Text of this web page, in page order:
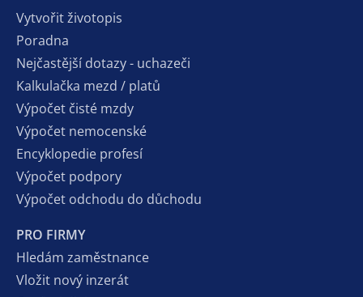
Vytvořit životopis
Poradna
Nejčastější dotazy - uchazeči
Kalkulačka mezd / platů
Výpočet čisté mzdy
Výpočet nemocenské
Encyklopedie profesí
Výpočet podpory
Výpočet odchodu do důchodu
PRO FIRMY
Hledám zaměstnance
Vložit nový inzerát